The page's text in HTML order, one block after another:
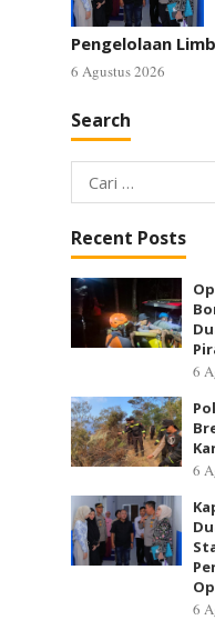
Pengelolaan
6 Agustus 2026
Search
Cari
untuk:
Recent Posts
6
6
6